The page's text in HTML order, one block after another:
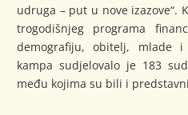
udruga – put u nove izazove“.
trogodišnjeg programa
demografiju, obitelj, mlade
kampa sudjelovalo je 183
među kojima su bili i